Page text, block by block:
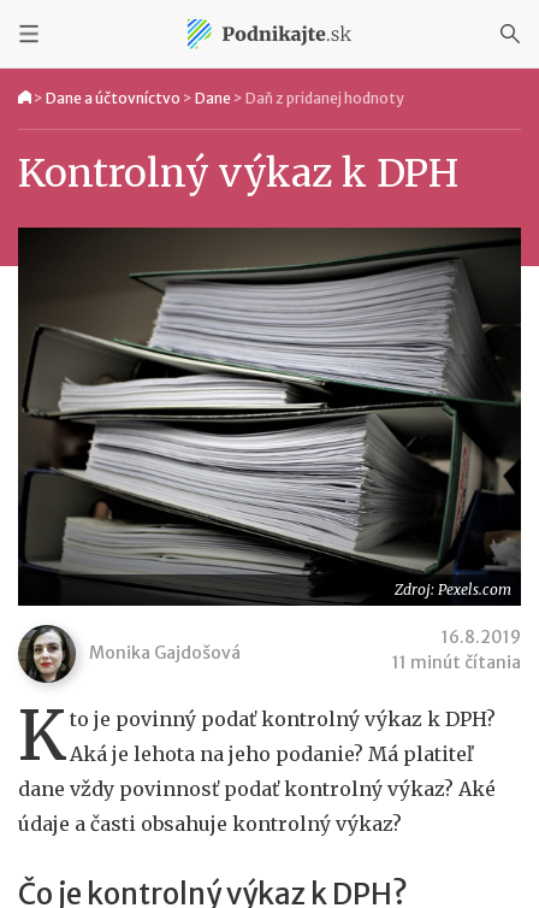
> Dane a účtovníctvo > Dane > Daň z pridanej hodnoty
Kontrolný výkaz k DPH
Zdroj: Pexels.com
Monika Gajdošová
16.8.2019
11 minút čítania
Kto je povinný podať kontrolný výkaz k DPH?
Aká je lehota na jeho podanie? Má platiteľ
dane vždy povinnosť podať kontrolný výkaz? Aké
údaje a časti obsahuje kontrolný výkaz?
Čo je kontrolný výkaz k DPH?